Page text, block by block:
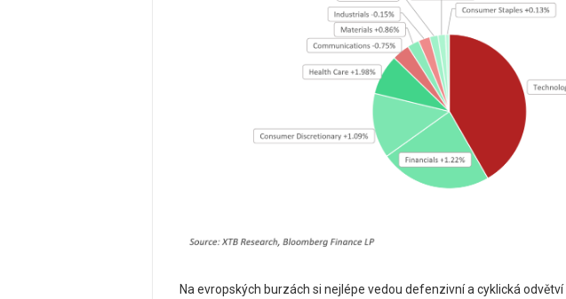
Na evropských burzách si nejlépe vedou defenzivní a cyklická odvětví